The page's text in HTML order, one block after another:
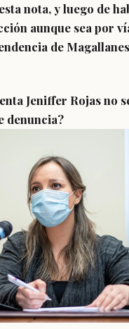
nota, y luego de
aunque sea por
de
Jeniffer Rojas no
denuncia?